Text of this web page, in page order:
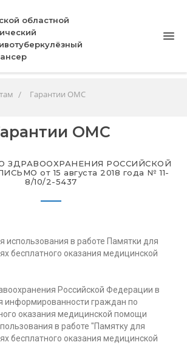
областной
Гарантии ОМС
ОМС
ЗДРАВООХРАНЕНИЯ РОССИЙСКОЙ
от 15 августа 2018 года № 11-
8/10/2-5437
использования в работе Памятки для
бесплатного оказания медицинской
Российской Федерации в
информированности граждан по
оказания медицинской помощи
в работе "Памятку для
бесплатного оказания медицинской